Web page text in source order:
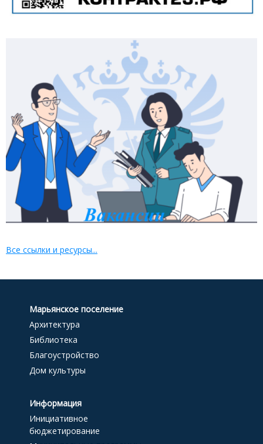
Все ссылки и ресурсы...
Марьянское поселение
Архитектура
Библиотека
Благоустройство
Дом культуры
Информация
Инициативное
бюджетирование